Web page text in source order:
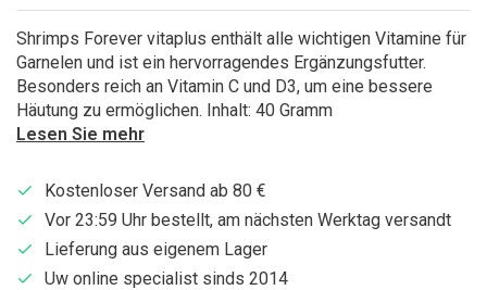
Shrimps Forever vitaplus enthält alle wichtigen Vitamine für
Garnelen und ist ein hervorragendes Ergänzungsfutter.
Besonders reich an Vitamin C und D3, um eine bessere
Häutung zu ermöglichen. Inhalt: 40 Gramm
Lesen Sie mehr
Kostenloser Versand ab 80 €
Vor 23:59 Uhr bestellt, am nächsten Werktag versandt
Lieferung aus eigenem Lager
Uw online specialist sinds 2014